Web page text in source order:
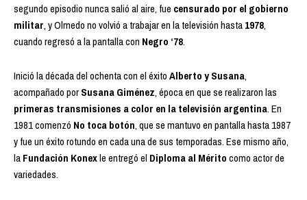
segundo episodio nunca salió al aire, fue censurado por el gobierno
militar, y Olmedo no volvió a trabajar en la televisión hasta1978,
cuando regresó a la pantalla con Negro ‘78.
Inició la década del ochenta con el éxitoAlberto y Susana,
acompañado porSusana Giménez, época en que se realizaron las
primeras transmisiones a color en la televisión argentina. En
1981 comenzó No toca botón, que se mantuvo en pantalla hasta 1987
y fue un éxito rotundo en cada una de sus temporadas. Ese mismo año,
laFundación Konexle entregó el Diploma al Méritocomo actor de
variedades.